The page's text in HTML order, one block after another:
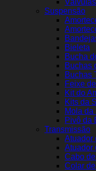
Suspensão
Bieleta
Bucha
Buchas
Buchas
Feixe
Kit do
Kits da
Mola
Pivô da
Transmissão
Atuador
Atuador
Cabo
Colar